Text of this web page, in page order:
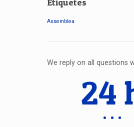
Assemblea
We reply on all questions
24